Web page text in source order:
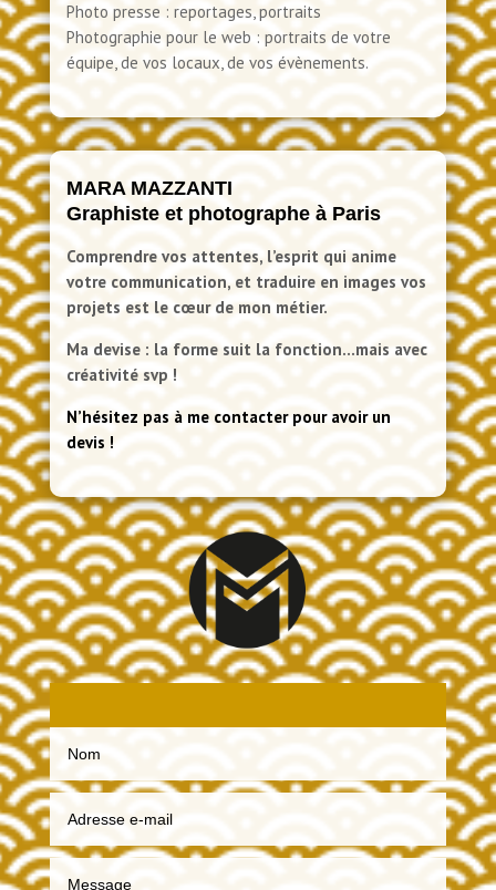
Photo presse : reportages, portraits
Photographie pour le web : portraits de votre
équipe, de vos locaux, de vos évènements.
MARA MAZZANTI
Graphiste et photographe à Paris
Comprendre vos attentes, l’esprit qui anime
votre communication, et traduire en images vos
projets est le cœur de mon métier.
Ma devise : la forme suit la fonction…mais avec
créativité svp !
N’hésitez pas à me contacter pour avoir un
devis !